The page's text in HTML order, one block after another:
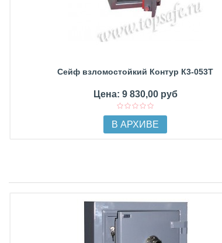
Сейф взломостойкий Контур К3-053Т
Цена: 9 830,00 руб
В АРХИВЕ